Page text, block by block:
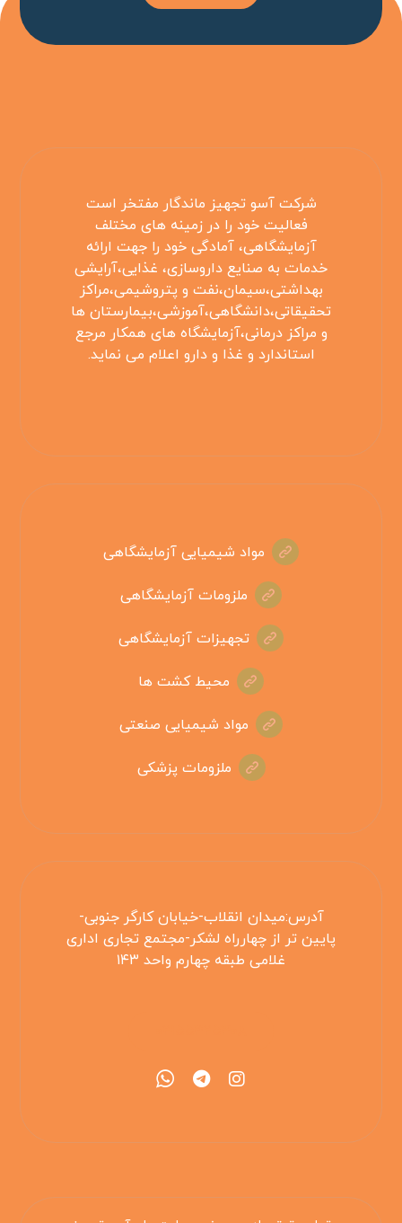
شرکت آسو تجهیز ماندگار مفتخر است
فعالیت خود را در زمینه های مختلف
آزمایشگاهی، آمادگی خود را جهت ارائه
خدمات به صنایع داروسازی، غذایی،آرایشی
بهداشتی،سیمان،نفت و پتروشیمی،مراکز
تحقیقاتی،دانشگاهی،آموزشی،بیمارستان ها
و مراکز درمانی،آزمایشگاه های همکار مرجع
استاندارد و غذا و دارو اعلام می نماید.
مواد شیمیایی آزمایشگاهی
ملزومات آزمایشگاهی
تجهیزات آزمایشگاهی
محیط کشت ها
مواد شیمیایی صنعتی
ملزومات پزشکی
آدرس:میدان انقلاب-خیابان کارگر جنوبی-
پایین تر از چهارراه لشکر-مجتمع تجاری اداری
غلامی طبقه چهارم واحد ۱۴۳